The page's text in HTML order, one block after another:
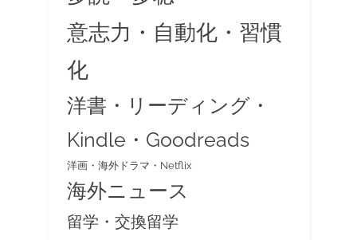
意志力・自動化・習慣
化
洋書・リーディング・
Kindle・Goodreads
洋画・海外ドラマ・Netflix
海外ニュース
留学・交換留学